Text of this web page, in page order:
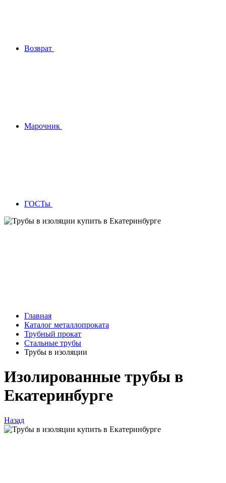
Возврат
Марочник
ГОСТы
Главная
Каталог металлопроката
Трубный прокат
Стальные трубы
Трубы в изоляции
Изолированные трубы в
Екатеринбурге
Назад